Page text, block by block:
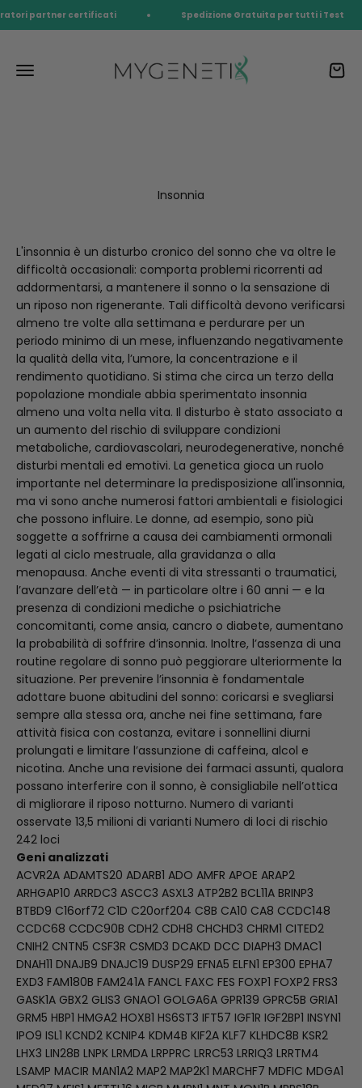
Vai al contenuto
partner certificati Spedizione Gratuita per tutti i Test
Menù myGenetiX™
Insonnia
L'insonnia è un disturbo cronico del sonno che va oltre le
difficoltà occasionali: comporta problemi ricorrenti ad
addormentarsi, a mantenere il sonno o la sensazione di
un riposo non rigenerante. Tali difficoltà devono verificarsi
almeno tre volte alla settimana e perdurare per un
periodo minimo di un mese, influenzando negativamente
la qualità della vita, l’umore, la concentrazione e il
rendimento quotidiano. Si stima che circa un terzo della
popolazione mondiale abbia sperimentato insonnia
almeno una volta nella vita. Il disturbo è stato associato a
un aumento del rischio di sviluppare condizioni
metaboliche, cardiovascolari, neurodegenerative, nonché
disturbi mentali ed emotivi. La genetica gioca un ruolo
importante nel determinare la predisposizione all'insonnia,
ma vi sono anche numerosi fattori ambientali e fisiologici
che possono influire. Le donne, ad esempio, sono più
soggette a soffrirne a causa dei cambiamenti ormonali
legati al ciclo mestruale, alla gravidanza o alla
menopausa. Anche eventi di vita stressanti o traumatici,
l’avanzare dell’età — in particolare oltre i 60 anni — e la
presenza di condizioni mediche o psichiatriche
concomitanti, come ansia, cancro o diabete, aumentano
la probabilità di soffrire d’insonnia. Inoltre, l’assenza di una
routine regolare di sonno può peggiorare ulteriormente la
situazione. Per prevenire l’insonnia è fondamentale
adottare buone abitudini del sonno: coricarsi e svegliarsi
sempre alla stessa ora, anche nei fine settimana, fare
attività fisica con costanza, evitare i sonnellini diurni
prolungati e limitare l’assunzione di caffeina, alcol e
nicotina. Anche una revisione dei farmaci assunti, qualora
possano interferire con il sonno, è consigliabile nell’ottica
di migliorare il riposo notturno. Numero di varianti
osservate 13,5 milioni di varianti Numero di loci di rischio
242 loci
Geni analizzati
ACVR2A ADAMTS20 ADARB1 ADO AMFR APOE ARAP2
ARHGAP10 ARRDC3 ASCC3 ASXL3 ATP2B2 BCL11A BRINP3
BTBD9 C16orf72 C1D C20orf204 C8B CA10 CA8 CCDC148
CCDC68 CCDC90B CDH2 CDH8 CHCHD3 CHRM1 CITED2
CNIH2 CNTN5 CSF3R CSMD3 DCAKD DCC DIAPH3 DMAC1
DNAH11 DNAJB9 DNAJC19 DUSP29 EFNA5 ELFN1 EP300 EPHA7
EXD3 FAM180B FAM241A FANCL FAXC FES FOXP1 FOXP2 FRS3
GASK1A GBX2 GLIS3 GNAO1 GOLGA6A GPR139 GPRC5B GRIA1
GRM5 HBP1 HMGA2 HOXB1 HS6ST3 IFT57 IGF1R IGF2BP1 INSYN1
IPO9 ISL1 KCND2 KCNIP4 KDM4B KIF2A KLF7 KLHDC8B KSR2
LHX3 LIN28B LNPK LRMDA LRPPRC LRRC53 LRRIQ3 LRRTM4
LSAMP MACIR MAN1A2 MAP2 MAP2K1 MARCHF7 MDFIC MDGA1